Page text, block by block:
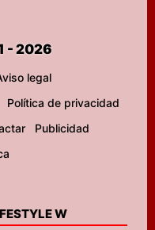
- 2026
legal
Política de privacidad
Publicidad
W